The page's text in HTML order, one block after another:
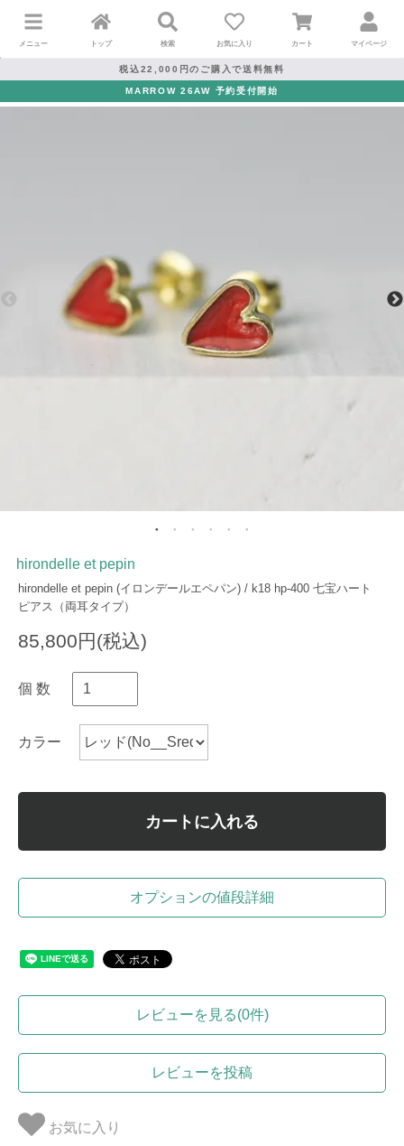
メニュー トップ 検索 お気に入り カート マイページ
税込22,000円のご購入で送料無料
MARROW 26AW 予約受付開始
hirondelle et pepin
hirondelle et pepin (イロンデールエペパン) / k18 hp-400 七宝ハート
ピアス（両耳タイプ）
85,800円(税込)
個 数
カラー
カートに入れる
オプションの値段詳細
レビューを見る(0件)
レビューを投稿
お気に入り